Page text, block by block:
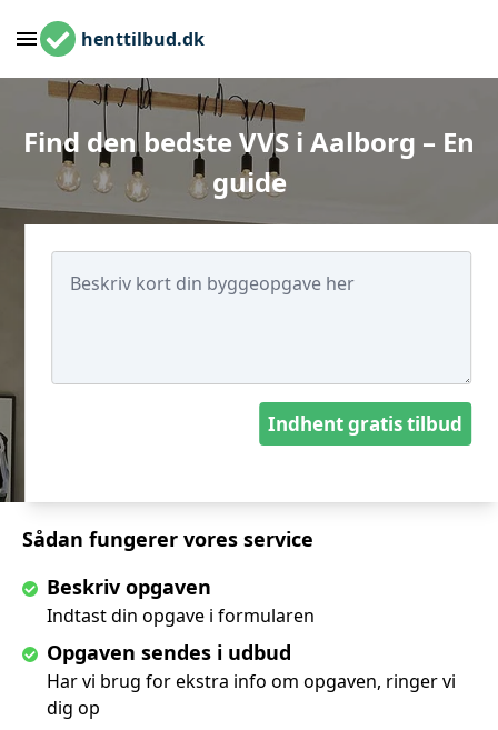
henttilbud.dk
Find den bedste VVS i Aalborg – En
guide
Sådan fungerer vores service
Beskriv opgaven
Indtast din opgave i formularen
Opgaven sendes i udbud
Har vi brug for ekstra info om opgaven, ringer vi
dig op
Indhent gratis tilbud